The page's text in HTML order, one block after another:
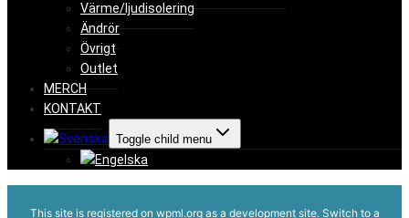
Värme/ljudisolering
Ändrör
Övrigt
Outlet
MERCH
KONTAKT
Toggle child menu
This site is registered on wpml.orgas a development site. Switch to a